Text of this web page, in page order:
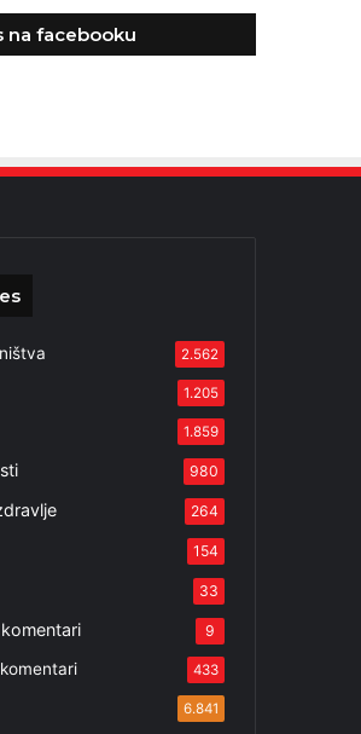
na facebooku
2.562
1.205
1.859
980
264
154
33
9
433
6.841